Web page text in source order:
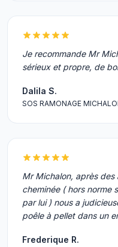
Je recommande Mr
sérieux et propre, de
Dalila S.
SOS RAMONAGE
Mr Michalon, après
cheminée ( hors norme
par lui ) nous a
poêle à pellet dans un
Frederique R.